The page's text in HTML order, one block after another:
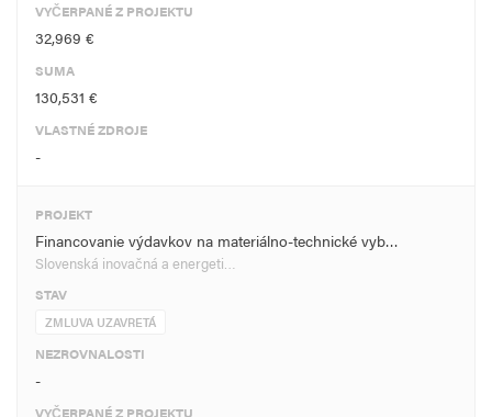
VYČERPANÉ Z PROJEKTU
32,969 €
SUMA
130,531 €
VLASTNÉ ZDROJE
-
PROJEKT
Financovanie výdavkov na materiálno-technické vyb…
Slovenská inovačná a energeti…
STAV
ZMLUVA UZAVRETÁ
NEZROVNALOSTI
-
VYČERPANÉ Z PROJEKTU